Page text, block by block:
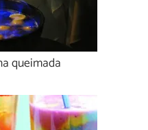
queimada